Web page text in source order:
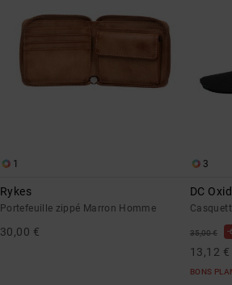
1
Rykes
Portefeuille zippé Marron Homme
30,00 €
3
DC
35,00 €
13,12 €
BONS